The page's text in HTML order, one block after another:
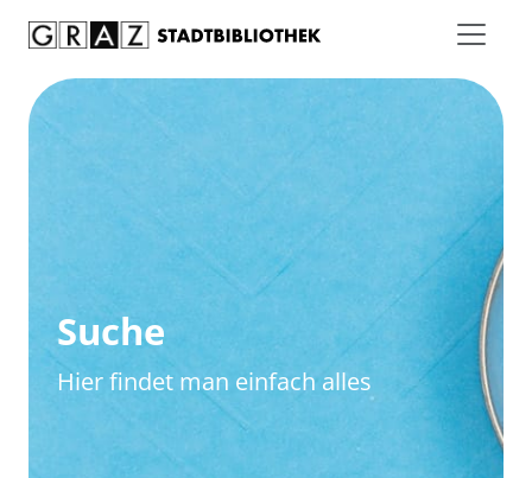
Suche
Hier findet man einfach alles